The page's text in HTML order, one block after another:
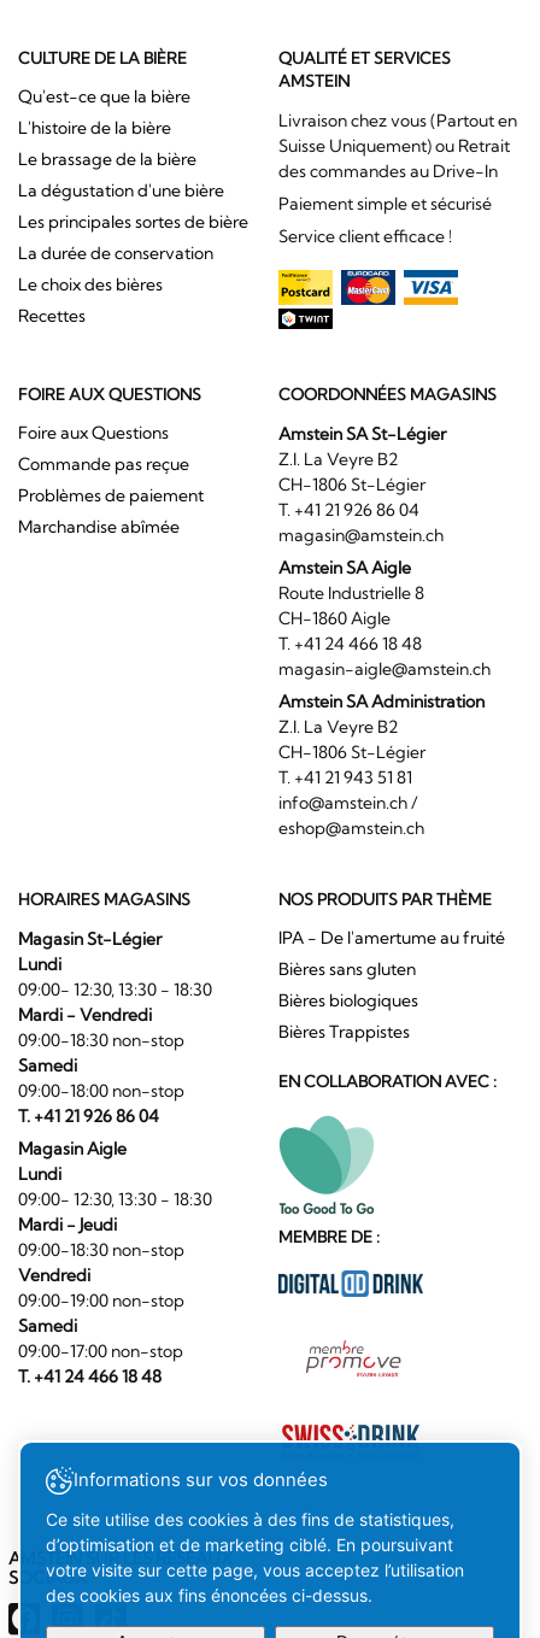
CULTURE DE LA BIÈRE
Qu'est-ce que la bière
L'histoire de la bière
Le brassage de la bière
La dégustation d'une bière
Les principales sortes de bière
La durée de conservation
Le choix des bières
Recettes
QUALITÉ ET SERVICES
AMSTEIN
Livraison chez vous (Partout en
Suisse Uniquement) ou Retrait
des commandes au Drive-In
Paiement simple et sécurisé
Service client efficace !
FOIRE AUX QUESTIONS
Foire aux Questions
Commande pas reçue
Problèmes de paiement
Marchandise abîmée
COORDONNÉES MAGASINS
Amstein SA St-Légier
Z.I. La Veyre B2
CH-1806 St-Légier
T. +41 21 926 86 04
magasin@amstein.ch
Amstein SA Aigle
Route Industrielle 8
CH-1860 Aigle
T. +41 24 466 18 48
magasin-aigle@amstein.ch
Amstein SA Administration
Z.I. La Veyre B2
CH-1806 St-Légier
T. +41 21 943 51 81
info@amstein.ch/
eshop@amstein.ch
HORAIRES MAGASINS
Magasin St-Légier
Lundi
09:00- 12:30, 13:30 - 18:30
Mardi - Vendredi
09:00-18:30 non-stop
Samedi
09:00-18:00 non-stop
T. +41 21 926 86 04
Magasin Aigle
Lundi
09:00- 12:30, 13:30 - 18:30
Mardi - Jeudi
09:00-18:30 non-stop
Vendredi
09:00-19:00 non-stop
Samedi
09:00-17:00 non-stop
T. +41 24 466 18 48
NOS PRODUITS PAR THÈME
IPA - De l'amertume au fruité
Bières sans gluten
Bières biologiques
Bières Trappistes
EN COLLABORATION AVEC :
MEMBRE DE :
AMSTEIN SUR LES RÉSEAUX
SOCIAUX
Informations sur vos données
Ce site utilise des cookies à des fins de statistiques,
d’optimisation et de marketing ciblé. En poursuivant
votre visite sur cette page, vous acceptez l’utilisation
des cookies aux fins énoncées ci-dessus.